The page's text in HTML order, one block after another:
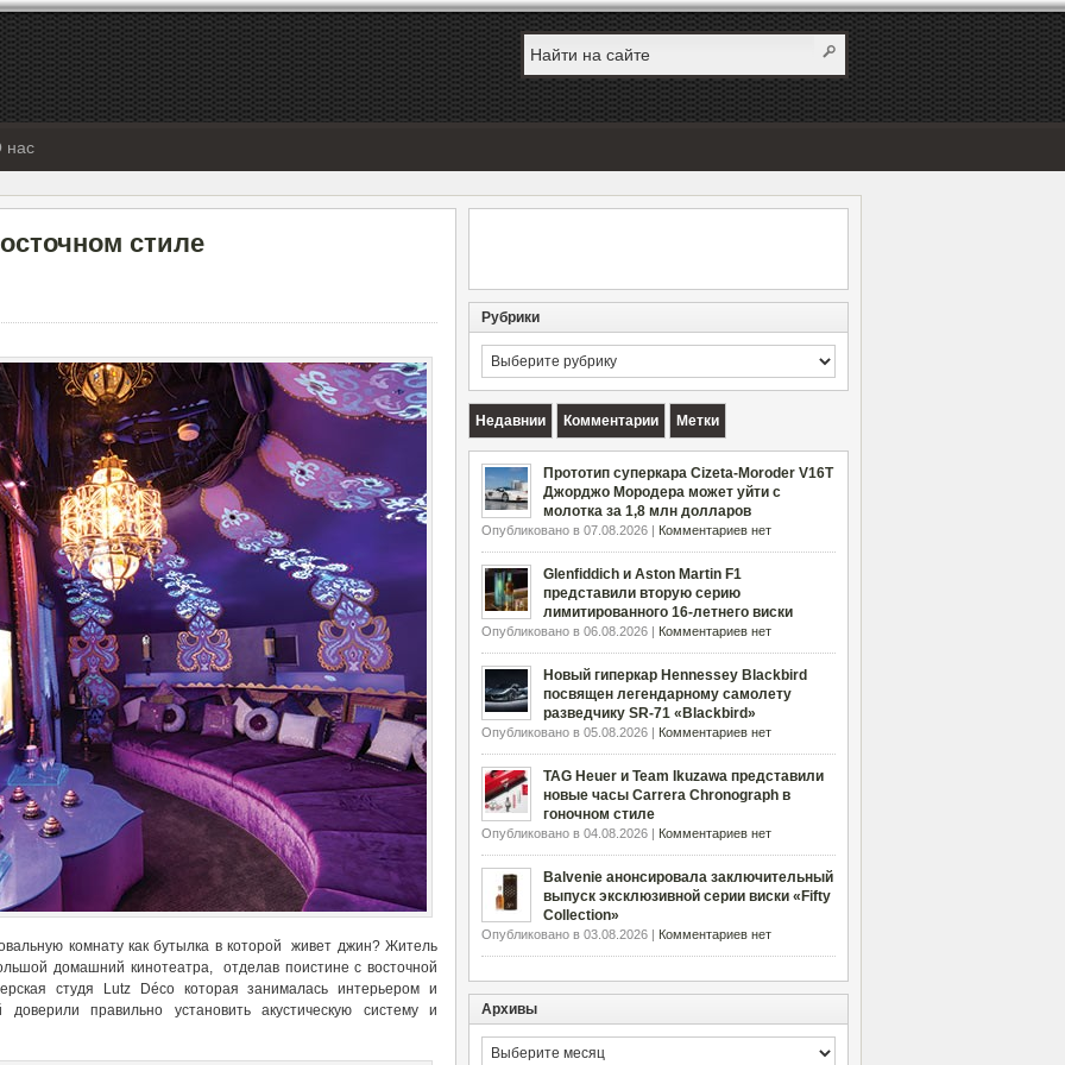
нас
стиле
комнату как бутылка в которой живет джин? Житель
домашний кинотеатра, отделав поистине с восточной
студя Lutz Déco которая занималась интерьером и
правильно установить акустическую систему и
Рубрики
Рубрики
Недавнии Комментарии Метки
Прототип суперкара Cizeta-Moroder V16T
Джорджо Мородера может уйти с
молотка за 1,8 млн долларов
Опубликовано в 07.08.2026 | Комментариев нет
Glenfiddich и Aston Martin F1
представили вторую серию
лимитированного 16-летнего виски
Опубликовано в 06.08.2026 | Комментариев нет
Новый гиперкар Hennessey Blackbird
посвящен легендарному самолету
разведчику SR-71 «Blackbird»
Опубликовано в 05.08.2026 | Комментариев нет
TAG Heuer и Team Ikuzawa представили
новые часы Carrera Chronograph в
гоночном стиле
Опубликовано в 04.08.2026 | Комментариев нет
Balvenie анонсировала заключительный
выпуск эксклюзивной серии виски «Fifty
Collection»
Опубликовано в 03.08.2026 | Комментариев нет
Архивы
Архивы